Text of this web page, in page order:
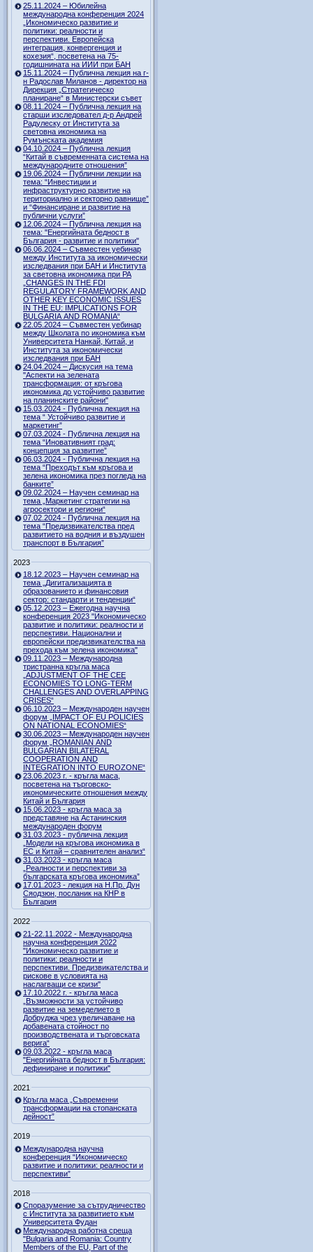
25.11.2024 – Юбилейна
международна конференция 2024
„Икономическо развитие и
политики: реалности и
перспективи. Европейска
интеграция, конвергенция и
кохезия“, посветена на 75-
годишнината на ИИИ при БАН
15.11.2024 – Публична лекция на г-
н Радослав Миланов - директор на
Дирекция „Стратегическо
планиране“ в Министерски съвет
08.11.2024 – Публична лекция на
старши изследовател д-р Андрей
Радулеску от Института за
световна икономика на
Румънската академия
04.10.2024 – Публична лекция
“Китай в съвременната система на
международните отношения”
19.06.2024 – Публични лекции на
тема: “Инвестиции и
инфраструктурно развитие на
териториално и секторно равнище”
и “Финансиране и развитие на
публични услуги”
12.06.2024 – Публична лекция на
тема: "Енергийната бедност в
България - развитие и политики"
06.06.2024 – Съвместен уебинар
между Института за икономически
изследвания при БАН и Института
за световна икономика при РА
„CHANGES IN THE FDI
REGULATORY FRAMEWORK AND
OTHER KEY ECONOMIC ISSUES
IN THE EU: IMPLICATIONS FOR
BULGARIA AND ROMANIA“
22.05.2024 – Съвместен уебинар
между Школата по икономика към
Университета Нанкай, Китай, и
Института за икономически
изследвания при БАН
24.04.2024 – Дискусия на тема
"Аспекти на зелената
трансформация: от кръгова
икономика до устойчиво развитие
на планинските райони"
15.03.2024 - Публична лекция на
тема “ Устойчиво развитие и
маркетинг”
07.03.2024 - Публична лекция на
тема “Иновативният град:
концепция за развитие”
06.03.2024 - Публична лекция на
тема “Преходът към кръгова и
зелена икономика през погледа на
банките”
09.02.2024 – Научен семинар на
тема „Маркетинг стратегии на
агросектори и региони“
07.02.2024 - Публична лекция на
тема “Предизвикателства пред
развитието на водния и въздушен
транспорт в България”
2023
18.12.2023 – Научен семинар на
тема „Дигитализацията в
образованието и финансовия
сектор: стандарти и тенденции“
05.12.2023 – Ежегодна научна
конференция 2023 "Икономическо
развитие и политики: реалности и
перспективи. Национални и
европейски предизвикателства на
прехода към зелена икономика"
09.11.2023 – Международна
тристранна кръгла маса
„ADJUSTMENT OF THE CEE
ECONOMIES TO LONG-TERM
CHALLENGES AND OVERLAPPING
CRISES“
06.10.2023 – Международен научен
форум „IMPACT OF EU POLICIES
ON NATIONAL ECONOMIES“
30.06.2023 – Международен научен
форум „ROMANIAN AND
BULGARIAN BILATERAL
COOPERATION AND
INTEGRATION INTO EUROZONE“
23.06.2023 г. - кръгла маса,
посветена на търговско-
икономическите отношения между
Китай и България
15.06.2023 - кръгла маса за
представяне на Астанинския
международен форум
31.03.2023 - публична лекция
„Модели на кръгова икономика в
ЕС и Китай – сравнителен анализ“
31.03.2023 - кръгла маса
„Реалности и перспективи за
българската кръгова икономика”
17.01.2023 - лекция на Н.Пр. Дун
Сяодзюн, посланик на КНР в
България
2022
21-22.11.2022 - Международна
научна конференция 2022
"Икономическо развитие и
политики: реалности и
перспективи. Предизвикателства и
рискове в условията на
наслагващи се кризи"
17.10.2022 г. - кръгла маса
„Възможности за устойчиво
развитие на земеделието в
Добруджа чрез увеличаване на
добавената стойност по
производствената и търговската
верига“
09.03.2022 - кръгла маса
"Енергийната бедност в България:
дефиниране и политики"
2021
Кръгла маса „Съвременни
трансформации на стопанската
дейност”
2019
Международна научна
конференция “Икономическо
развитие и политики: реалности и
перспективи”
2018
Споразумение за сътрудничество
с Института за развитието към
Университета Фудан
Международна работна среща
"Bulgaria and Romania: Country
Members of the EU, Part of the